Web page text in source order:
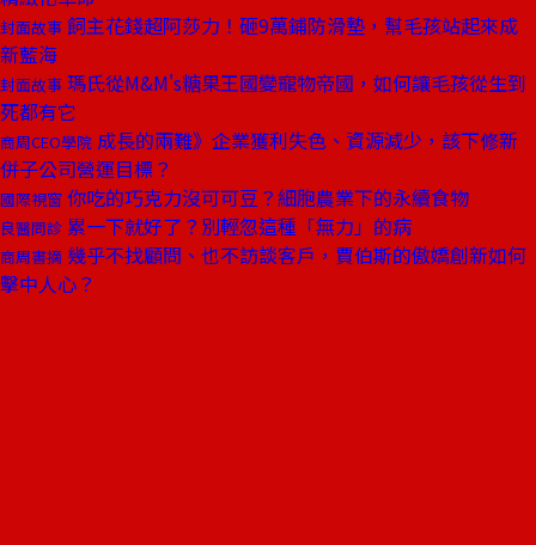
封面故事 飼主花錢超阿莎力！砸9萬鋪防滑墊，幫毛孩站起來成
新藍海
封面故事 瑪氏從M&M's糖果王國變寵物帝國，如何讓毛孩從生到
死都有它
商周CEO學院 成長的兩難》企業獲利失色、資源減少，該下修新
併子公司營運目標？
國際視窗 你吃的巧克力沒可可豆？細胞農業下的永續食物
良醫問診 累一下就好了？別輕忽這種「無力」的病
商周書摘 幾乎不找顧問、也不訪談客戶，賈伯斯的傲嬌創新如何
擊中人心？